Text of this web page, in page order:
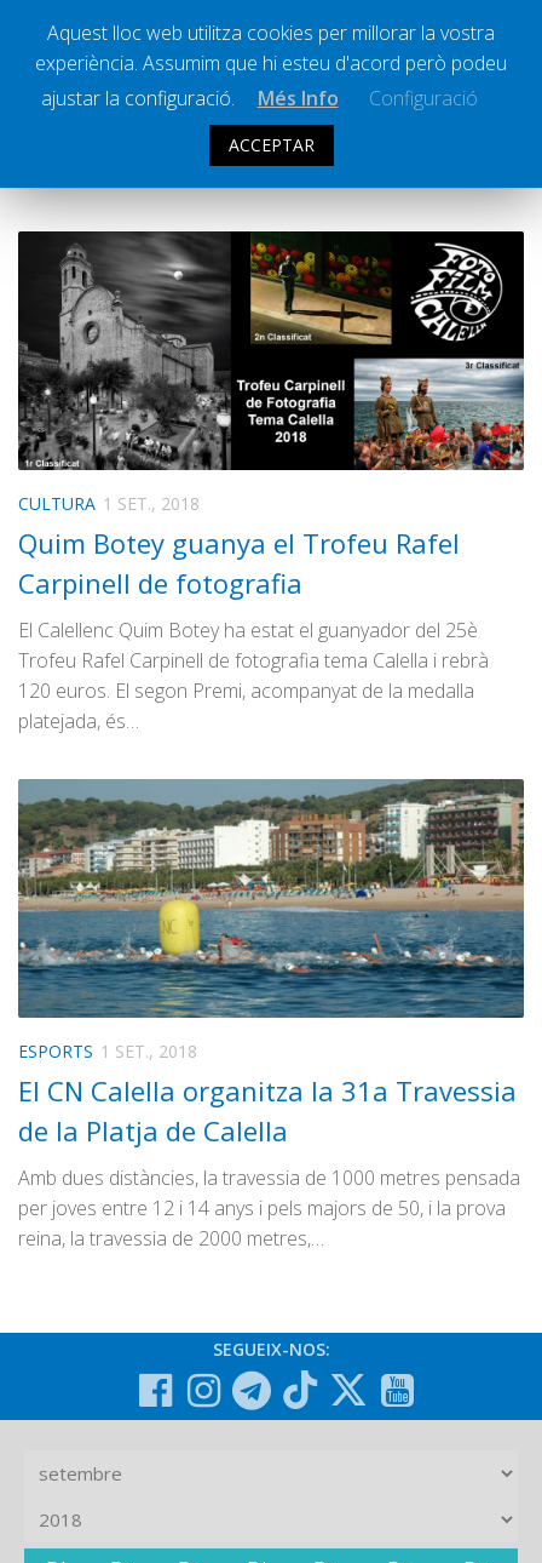
Societat
Successos
Esports
La Banqueta
Transmissions Esportives
Pòdcasts
Vídeos
Graella
Publicitat
Contacte
Ràdio Calella Televisió
ARXIU DIARI:1 SETEMBRE 2018
CULTURA 1 SET., 2018
Quim Botey guanya el Trofeu Rafel
Carpinell de fotografia
El Calellenc Quim Botey ha estat el guanyador del 25è
Trofeu Rafel Carpinell de fotografia tema Calella i rebrà
120 euros. El segon Premi, acompanyat de la medalla
platejada, és…
ESPORTS 1 SET., 2018
El CN Calella organitza la 31a Travessia
de la Platja de Calella
Amb dues distàncies, la travessia de 1000 metres pensada
per joves entre 12 i 14 anys i pels majors de 50, i la prova
reina, la travessia de 2000 metres,…
SEGUEIX-NOS:
Aquest lloc web utilitza cookies per millorar la vostra
experiència. Assumim que hi esteu d'acord però podeu
ajustar la configuració.
Més Info Configuració
ACCEPTAR